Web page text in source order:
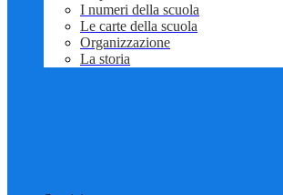
I numeri della scuola
Le carte della scuola
Organizzazione
La storia